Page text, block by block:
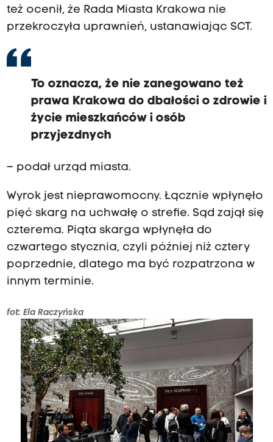
też ocenił, że Rada Miasta Krakowa nie
przekroczyła uprawnień, ustanawiając SCT.
To oznacza, że nie zanegowano też
prawa Krakowa do dbałości o zdrowie i
życie mieszkańców i osób
przyjezdnych
– podał urząd miasta.
Wyrok jest nieprawomocny. Łącznie wpłynęło
pięć skarg na uchwałę o strefie. Sąd zajął się
czterema. Piąta skarga wpłynęła do
czwartego stycznia, czyli później niż cztery
poprzednie, dlatego ma być rozpatrzona w
innym terminie.
fot: Ela Raczyńska